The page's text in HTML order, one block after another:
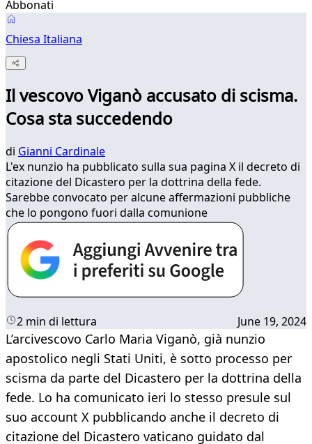
Abbonati
Chiesa Italiana
Il vescovo Viganò accusato di scisma.
Cosa sta succedendo
di Gianni Cardinale
L'ex nunzio ha pubblicato sulla sua pagina X il decreto di
citazione del Dicastero per la dottrina della fede.
Sarebbe convocato per alcune affermazioni pubbliche
che lo pongono fuori dalla comunione
2 min di lettura June 19, 2024
L’arcivescovo Carlo Maria Viganò, già nunzio
apostolico negli Stati Uniti, è sotto processo per
scisma da parte del Dicastero per la dottrina della
fede. Lo ha comunicato ieri lo stesso presule sul
suo account X pubblicando anche il decreto di
citazione del Dicastero vaticano guidato dal